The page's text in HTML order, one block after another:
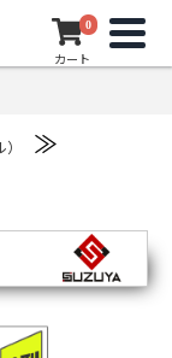
0
カート
≫